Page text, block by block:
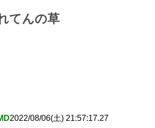
てんの草
2022/08/06(土) 21:57:17.27